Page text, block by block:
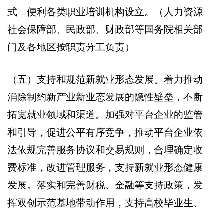
式，便利各类职业培训机构设立。（人力资源
社会保障部、民政部、财政部等国务院相关部
门及各地区按职责分工负责）
（五）支持和规范新就业形态发展。着力推动
消除制约新产业新业态发展的隐性壁垒，不断
拓宽就业领域和渠道。加强对平台企业的监管
和引导，促进公平有序竞争，推动平台企业依
法依规完善服务协议和交易规则，合理确定收
费标准，改进管理服务，支持新就业形态健康
发展。落实和完善财税、金融等支持政策，发
挥双创示范基地带动作用，支持高校毕业生、